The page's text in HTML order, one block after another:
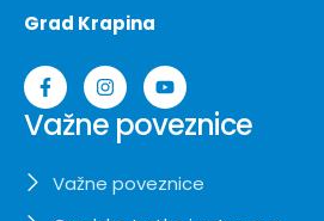
Grad Krapina
Važne poveznice
Važne poveznice